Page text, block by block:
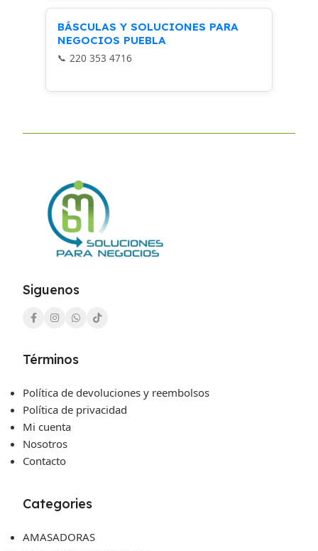
BÁSCULAS Y SOLUCIONES PARA
NEGOCIOS PUEBLA
220 353 4716
Siguenos
Términos
Política de devoluciones y reembolsos
Política de privacidad
Mi cuenta
Nosotros
Contacto
Categories
AMASADORAS